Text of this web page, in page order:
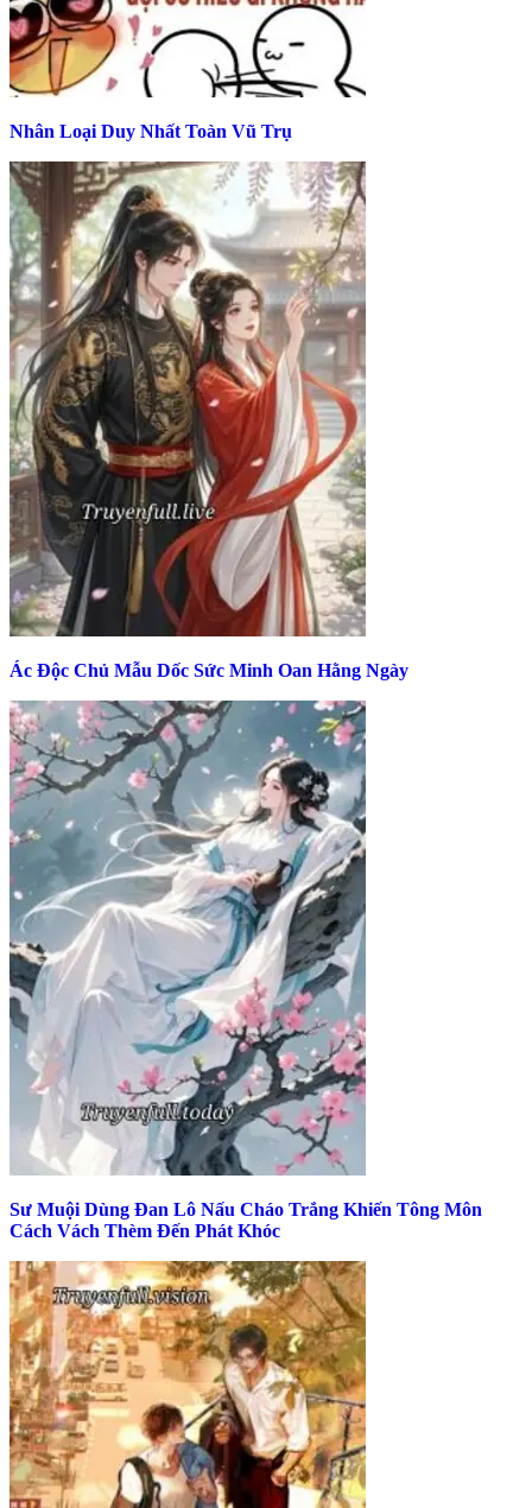
Nhân Loại Duy Nhất Toàn Vũ Trụ
Ác Độc Chủ Mẫu Dốc Sức Minh Oan Hằng Ngày
Sư Muội Dùng Đan Lô Nấu Cháo Trắng Khiến Tông Môn
Cách Vách Thèm Đến Phát Khóc